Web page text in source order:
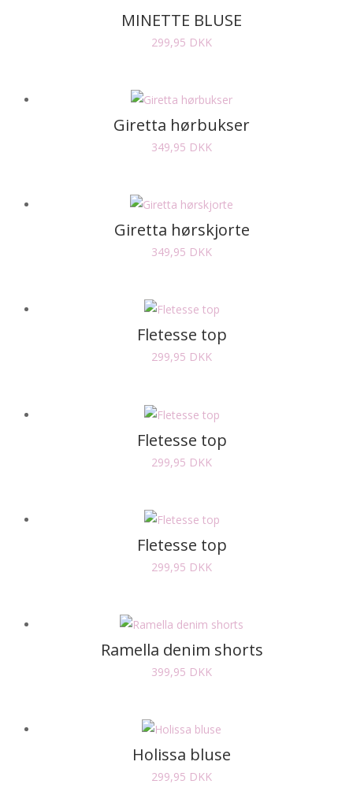
MINETTE BLUSE
299,95 DKK
Giretta hørbukser
349,95 DKK
Giretta hørskjorte
349,95 DKK
Fletesse top
299,95 DKK
Fletesse top
299,95 DKK
Fletesse top
299,95 DKK
Ramella denim shorts
399,95 DKK
Holissa bluse
299,95 DKK